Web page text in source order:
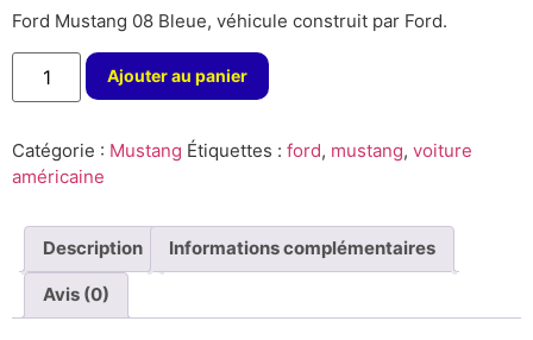
Ford Mustang 08 Bleue, véhicule construit par Ford.
Ajouter au panier
Catégorie : Mustang Étiquettes : ford, mustang, voiture
américaine
Description Informations complémentaires
Avis (0)